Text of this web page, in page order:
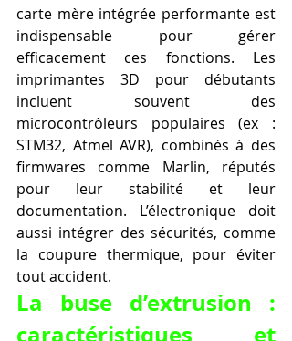
carte mère intégrée performante est
indispensable pour gérer
efficacement ces fonctions. Les
imprimantes 3D pour débutants
incluent souvent des
microcontrôleurs populaires (ex :
STM32, Atmel AVR), combinés à des
firmwares comme Marlin, réputés
pour leur stabilité et leur
documentation. L’électronique doit
aussi intégrer des sécurités, comme
la coupure thermique, pour éviter
tout accident.
La buse d’extrusion :
caractéristiques et